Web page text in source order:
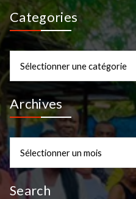
Categories
Archives
Search